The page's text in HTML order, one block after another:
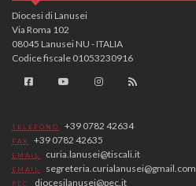
Diocesi di Lanusei
Via Roma 102
08045 Lanusei NU - ITALIA
Codice fiscale 01053230916
TELEFONO +39 0782 42634
FAX +39 0782 42635
EMAIL curia.lanusei@tiscali.it
EMAIL segreteria.curialanusei@gmail.com
PEC diocesilanusei@pec.it